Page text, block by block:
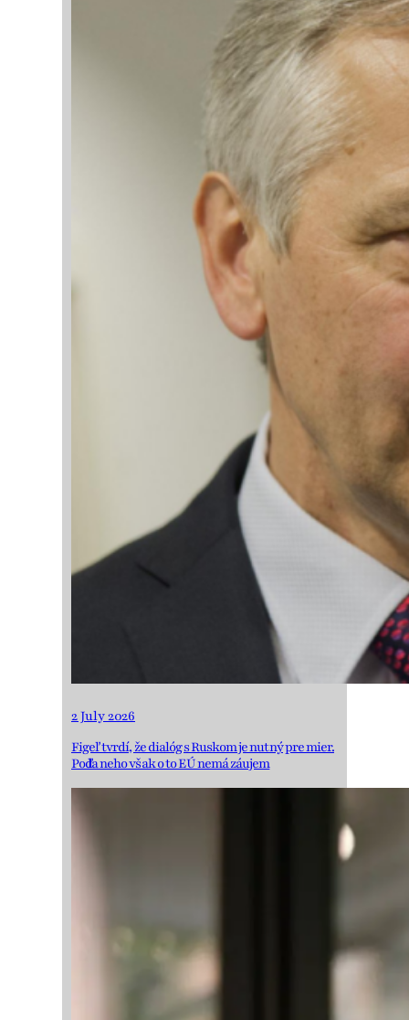
2 July 2026
Figeľ tvrdí, že dialóg s Ruskom je nutný pre mier.
Podľa neho však o to EÚ nemá záujem